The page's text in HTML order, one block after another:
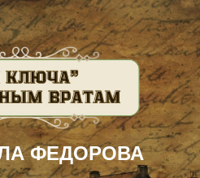
ФЕДОРОВА